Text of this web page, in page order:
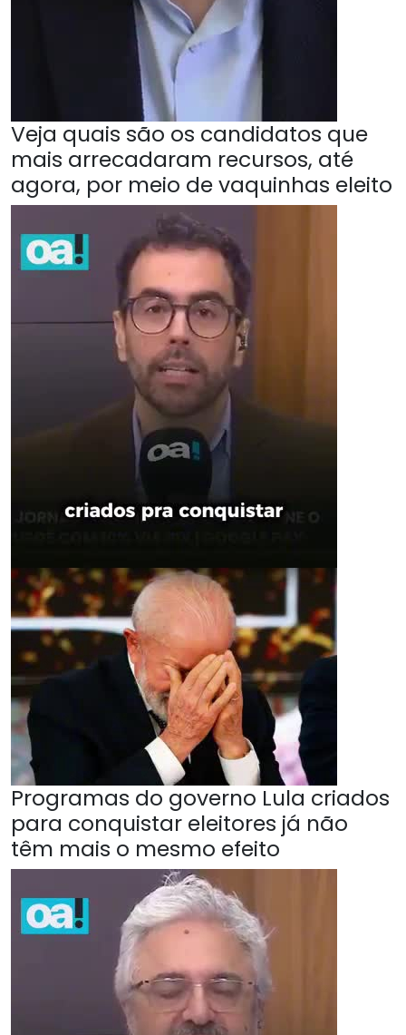
Veja quais são os candidatos que
mais arrecadaram recursos, até
agora, por meio de vaquinhas eleito
Programas do governo Lula criados
para conquistar eleitores já não
têm mais o mesmo efeito